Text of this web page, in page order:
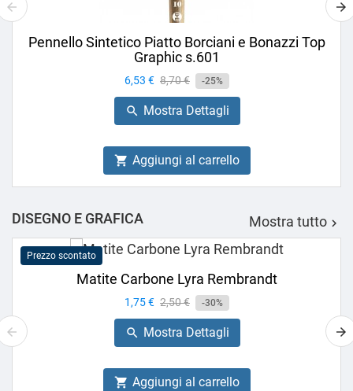
Pennello Sintetico Piatto Borciani e Bonazzi Top
Graphic s.601
Prezzo
6,53 € Prezzo
base
8,70 € -25%
 Mostra Dettagli
 Aggiungi al carrello
DISEGNO E GRAFICA Mostra tutto 
Prezzo scontato
Matite Carbone Lyra Rembrandt
Prezzo
1,75 € Prezzo
base
2,50 € -30%
 Mostra Dettagli
 Aggiungi al carrello